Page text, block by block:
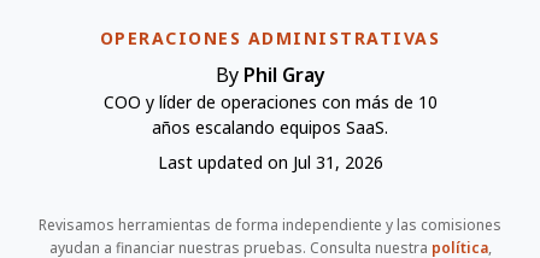
OPERACIONES ADMINISTRATIVAS
By Phil Gray
COO y líder de operaciones con más de 10
años escalando equipos SaaS.
Last updated on Jul 31, 2026
Revisamos herramientas de forma independiente y las comisiones
ayudan a financiar nuestras pruebas. Consulta nuestra política,